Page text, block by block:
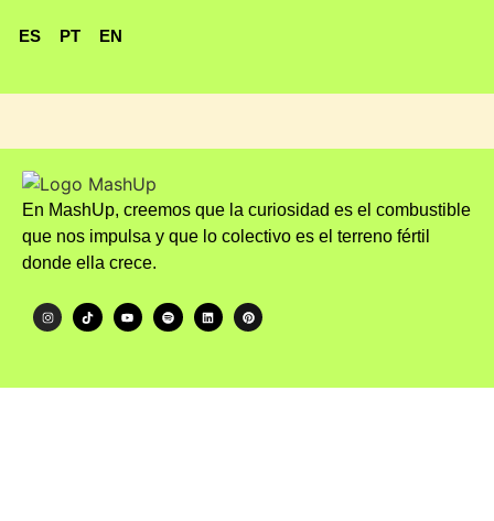
ES PT EN
En MashUp, creemos que la curiosidad es el combustible
que nos impulsa y que lo colectivo es el terreno fértil
donde ella crece.